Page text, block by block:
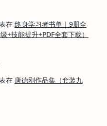
在 终身学习者书单｜9册全
+技能提升+PDF全套下载）
在 唐德刚作品集（套装九